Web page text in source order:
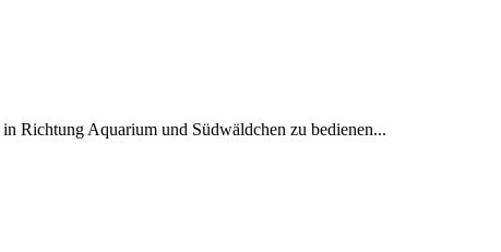
Richtung Aquarium und Südwäldchen zu bedienen...